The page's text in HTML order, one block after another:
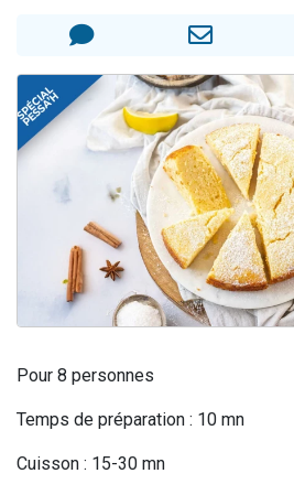
Ariel vient de donner
Nathaniel vient de
Pour 8 personnes
Temps de préparation : 10 mn
Cuisson : 15-30 mn